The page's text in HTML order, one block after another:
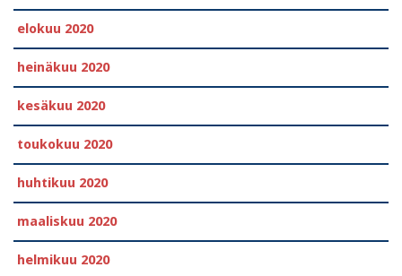
elokuu 2020
heinäkuu 2020
kesäkuu 2020
toukokuu 2020
huhtikuu 2020
maaliskuu 2020
helmikuu 2020